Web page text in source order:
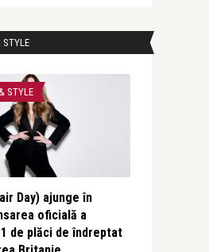
STYLE
STYLE
Day) ajunge în
oficială a
de plăci de îndreptat